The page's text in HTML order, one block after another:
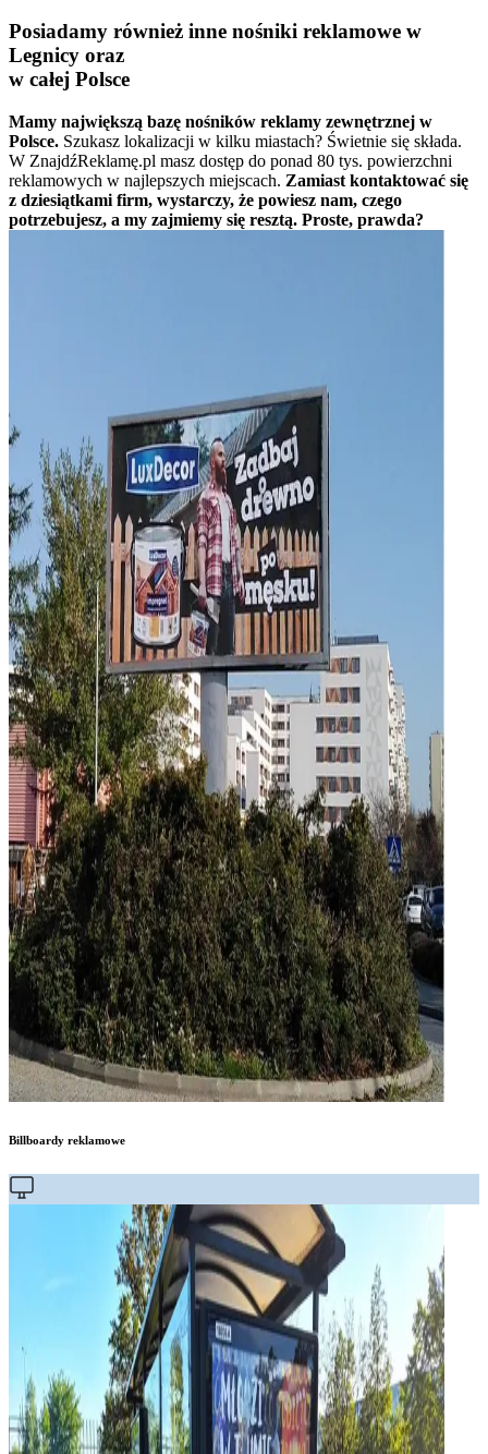
Posiadamy również inne nośniki reklamowe w
Legnicy oraz
w całej Polsce
Mamy największą bazę nośników reklamy zewnętrznej w
Polsce. Szukasz lokalizacji w kilku miastach? Świetnie się składa.
W ZnajdźReklamę.pl masz dostęp do ponad 80 tys. powierzchni
reklamowych w najlepszych miejscach. Zamiast kontaktować się
z dziesiątkami firm, wystarczy, że powiesz nam, czego
potrzebujesz, a my zajmiemy się resztą. Proste, prawda?
Billboardy reklamowe